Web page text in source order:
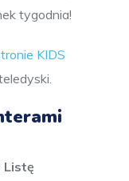
tygodnia!
KIDS
Listę